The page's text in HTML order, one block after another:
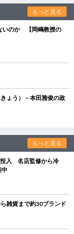
もっと見る
いのか 【岡嶋教授の
ょう）－本田雅俊の政
もっと見る
投入 名店監修から冷
雑貨まで約30ブランド